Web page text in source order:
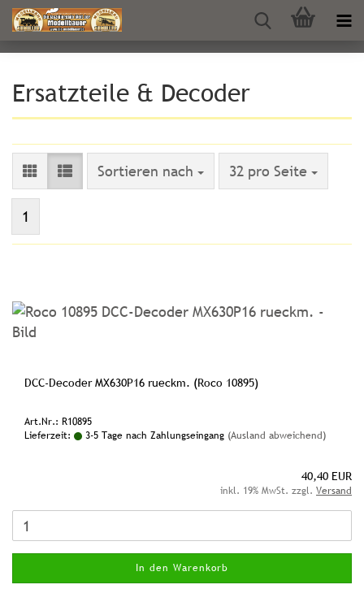
Ersatzteile & Decoder
Sortieren nach
Sortieren nach 32 pro Seite
pro Seite
1
DCC-Decoder MX630P16 rueckm. (Roco 10895)
Art.Nr.: R10895
Lieferzeit:
3-5 Tage nach Zahlungseingang (Ausland abweichend)
40,40 EUR
inkl. 19% MwSt. zzgl. Versand
In den Warenkorb